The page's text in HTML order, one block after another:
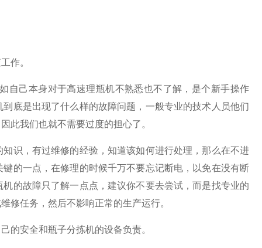
作。
己本身对于高速理瓶机不熟悉也不了解，是个新手操作
底是出现了什么样的故障问题，一般专业的技术人员他们
此我们也就不需要过度的担心了。
，有过维修的经验，知道该如何进行处理，那么在不进
的一点，在修理的时候千万不要忘记断电，以免在没有断
的故障只了解一点点，建议你不要去尝试，而是找专业的
修任务，然后不影响正常的生产运行。
安全和瓶子分拣机的设备负责。